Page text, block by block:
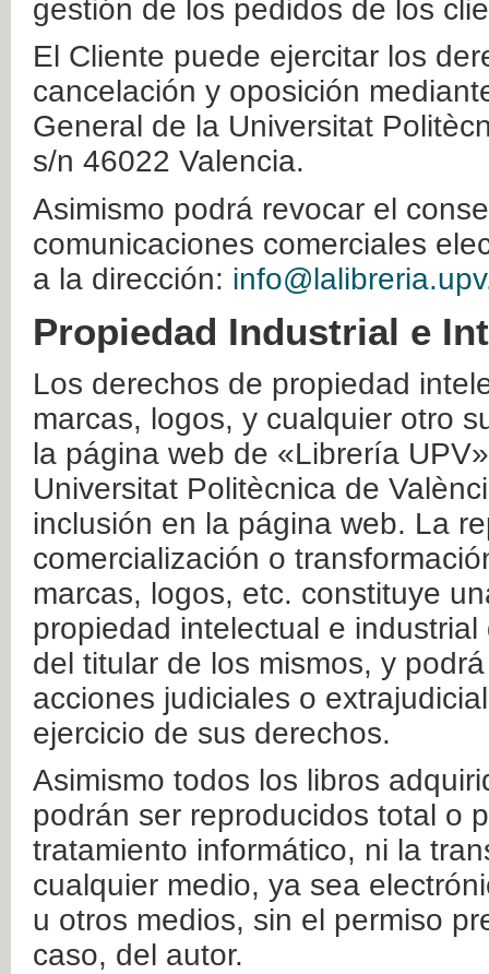
gestión de los pedidos de los
El Cliente puede ejercitar los
cancelación y oposición
General de la Universitat
s/n 46022 Valencia.
Asimismo podrá revocar el
comunicaciones comerciales
a la dirección:
Propiedad Industrial e
Los derechos de propiedad
marcas, logos, y cualquier otro
la página web de «Librería
Universitat Politècnica de
inclusión en la página web. La
comercialización o
marcas, logos, etc. constituye
propiedad intelectual e
del titular de los mismos, y
acciones judiciales o
ejercicio de sus derechos.
Asimismo todos los libros
podrán ser reproducidos total o
tratamiento informático, ni la
cualquier medio, ya sea
u otros medios, sin el permiso
caso, del autor.